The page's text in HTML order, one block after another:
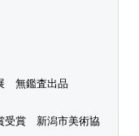
無鑑査出品
受賞 新潟市美術協